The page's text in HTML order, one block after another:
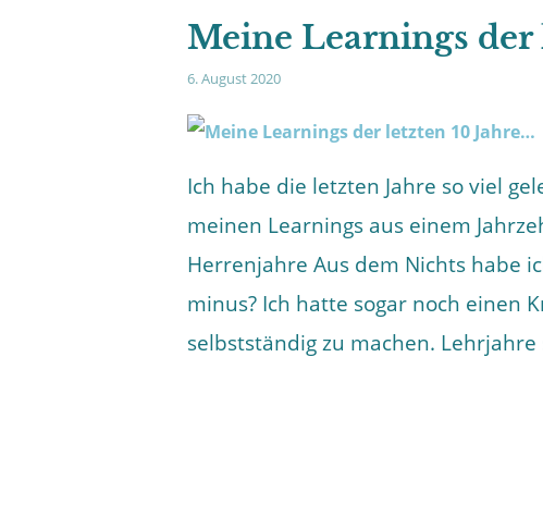
Meine Learnings der
6. August 2020
Ich habe die letzten Jahre so viel
meinen Learnings aus einem
Herrenjahre Aus dem Nichts habe
minus? Ich hatte sogar noch einen
selbstständig zu machen.